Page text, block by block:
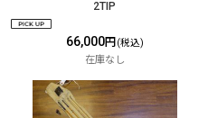
2TIP
66,000円 (税込)
在庫なし